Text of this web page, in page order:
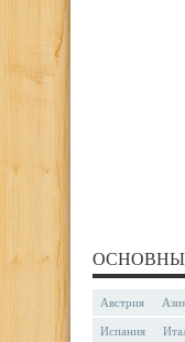
Австрия
Испания